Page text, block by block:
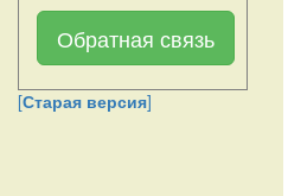
Обратная связь
[Старая версия]